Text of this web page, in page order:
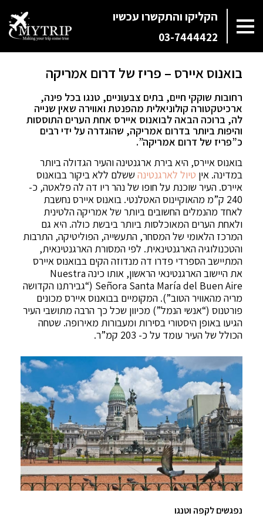
הקליקו והתקשרו עכשיו
03-7444422
בואנוס איירס – פריז של דרום אמריקה
רחובות שוקקי חיים, בתים צבעוניים, טנגו בכל פינה,
ארכיטקטורה קולוניאלית מהפנטת ואווירה שאין שנייה
לה, ברוכה הבאה לבואנוס איירס אחת הערים התוססות
והיפות ביותר בדרום אמריקה, שהוגדרה על ידי רבים
כ”פריז של דרום אמריקה”.
בואנוס איירס, היא בירת ארגנטינה והעיר הגדולה ביותר
במדינה. אין טיול לארגנטינהששלם ללא ביקור בבואנוס
איירס. העיר שוכנת על חופו של נהר ריו דה לה פלאטה, כ-
240 ק”מ מהאוקיינוס ​​האטלנטי. בואנוס איירס נחשבת
לאחד מהנמלים החשובים ביותר של אמריקה הלטינית
ולאחת הערים המאוכלסות ביותר ביבשת כולה. היא גם
המרכז הלאומי של המסחר, התעשייה, הפוליטיקה, התרבות
והטכנולוגיה הארגנטינאית. לפי המסורת הארגנטינאית,
המתיישב הספרדי פדרו דה מנדוזה הקים בבואנוס איירס
את היישוב הארגנטינאי הראשון, אותו כינה Nuestra
Señora Santa María del Buen Aire (“גבירתנו הקדושה
מריה מהאוויר הטוב”). המקומיים בבואנוס איירס מכונים
פורטנוס (“אנשי הנמל”) מכיוון שכל כך הרבה מתושבי העיר
הגיעו באופן היסטורי בסירות ומעבורות מאירופה. שטחה
הכולל של העיר עומד על כ- 203 קמ”ר.
נפגשים לקפה וטנגו